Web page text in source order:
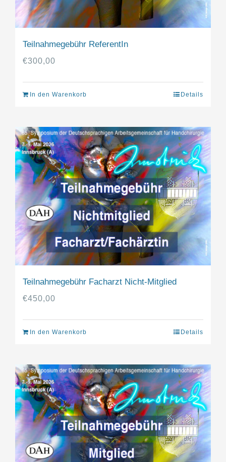
Teilnahmegebühr ReferentIn
€300,00
In den Warenkorb Details
Teilnahmegebühr Facharzt Nicht-Mitglied
€450,00
In den Warenkorb Details